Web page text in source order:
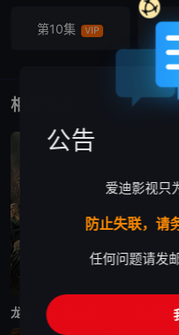
第10集 VIP
相关作品
龙之家族 第三季 末日
公告
爱迪影视只
防止失联，请
任何问题请发